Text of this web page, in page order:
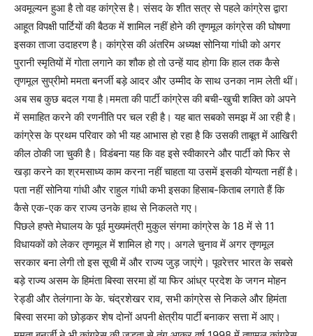
अवमूल्यन हुआ है तो वह कांग्रेस है। संसद के शीत सत्र से पहले कांग्रेस द्वारा
आहूत विपक्षी पार्टियों की बैठक में शामिल नहीं होने की तृणमूल कांग्रेस की घोषणा
इसका ताजा उदाहरण है। कांग्रेस की अंतरिम अध्यक्ष सोनिया गांधी को अगर
पुरानी स्मृतियों में गोता लगाने का शौक हो तो उन्हें याद होगा कि हाल तक कैसे
तृणमूल सुप्रीमो ममता बनर्जी बड़े आदर और उम्मीद के साथ उनका नाम लेती थीं।
अब सब कुछ बदल गया है।ममता की पार्टी कांग्रेस की बची-खुची शक्ति को अपने
में समाहित करने की रणनीति पर चल रही है। यह बात सबको समझ में आ रही है।
कांग्रेस के प्रथम परिवार को भी यह आभास हो रहा है कि उसकी ताबूत में आखिरी
कील ठोकी जा चुकी है। विडंबना यह कि वह इसे स्वीकारने और पार्टी को फिर से
खड़ा करने का श्रमसाध्य काम करना नहीं चाहता या उसमें इसकी योग्यता नहीं है।
पता नहीं सोनिया गांधी और राहुल गांधी कभी इसका हिसाब-किताब लगाते हैं कि
कैसे एक-एक कर राज्य उनके हाथ से निकलते गए।
पिछले हफ्ते मेघालय के पूर्व मुख्यमंत्री मुकुल संगमा कांग्रेस के 18 में से 11
विधायकों को लेकर तृणमूल में शामिल हो गए। अगले चुनाव में अगर तृणमूल
सरकार बना लेगी तो इस सूची में और राज्य जुड़ जाएंगे। पूवरेत्तर भारत के सबसे
बड़े राज्य असम के हिमंता बिस्वा सरमा हों या फिर आंध्र प्रदेश के जगन मोहन
रेड्डी और तेलंगाना के के. चंद्रशेखर राव, सभी कांग्रेस से निकले और हिमंता
बिस्वा सरमा को छोड़कर शेष दोनों अपनी क्षेत्रीय पार्टी बनाकर सत्ता में आए।